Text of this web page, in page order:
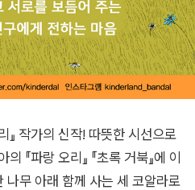
작! 따뜻한 시선으로
『파랑 오리』 『초록 거북』에 이